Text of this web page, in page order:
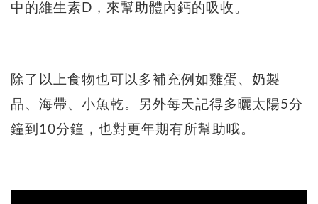
中的維生素D，來幫助體內鈣的吸收。
除了以上食物也可以多補充例如雞蛋、奶製
品、海帶、小魚乾。另外每天記得多曬太陽5分
鐘到10分鐘，也對更年期有所幫助哦。